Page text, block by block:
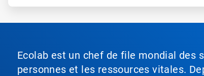
Ecolab est un chef de file mondial des
personnes et les ressources vitales.